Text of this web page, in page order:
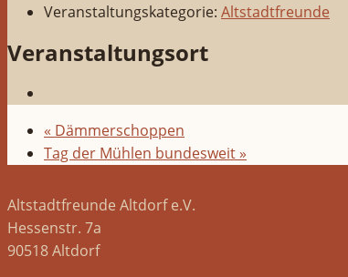
Veranstaltungskategorie: Altstadtfreunde
Veranstaltungsort
« Dämmerschoppen
Tag der Mühlen bundesweit»
Altstadtfreunde Altdorf e.V.
Hessenstr. 7a
90518 Altdorf